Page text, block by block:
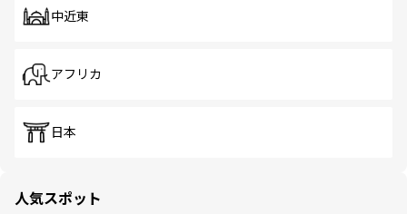
中近東
アフリカ
日本
人気スポット